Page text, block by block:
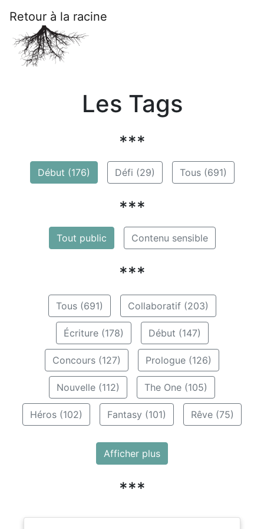
Retour à la racine
Les Tags
***
Début (176) Défi (29) Tous (691)
***
Tout public Contenu sensible
***
Tous (691) Collaboratif (203)
Écriture (178) Début (147)
Concours (127) Prologue (126)
Nouvelle (112) The One (105)
Héros (102) Fantasy (101) Rêve (75)
Afficher plus
***